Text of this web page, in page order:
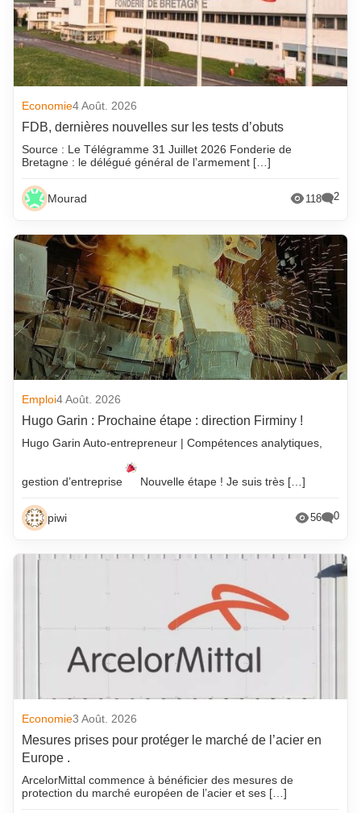
Economie4 Août. 2026
FDB, dernières nouvelles sur les tests d’obuts
Source : Le Télégramme 31 Juillet 2026 Fonderie de
Bretagne : le délégué général de l’armement […]
Mourad 118 2
Emploi4 Août. 2026
Hugo Garin : Prochaine étape : direction Firminy !
Hugo Garin Auto-entrepreneur | Compétences analytiques,
gestion d’entreprise Nouvelle étape ! Je suis très […]
piwi 56 0
Economie3 Août. 2026
Mesures prises pour protéger le marché de l’acier en
Europe .
ArcelorMittal commence à bénéficier des mesures de
protection du marché européen de l’acier et ses […]